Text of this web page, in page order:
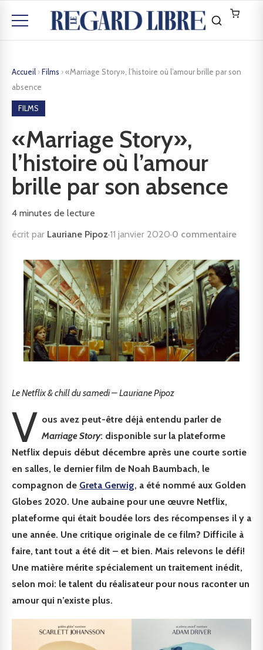
Accueil ›Films ›«Marriage Story», l’histoire où l’amour brille par son
absence
FILMS
«Marriage Story»,
l’histoire où l’amour
brille par son absence
4 minutes de lecture
écrit par Lauriane Pipoz·11 janvier 2020·0 commentaire
Le Netflix & chill du samedi – Lauriane Pipoz
V ous avez peut-être déjà entendu parler de
Marriage Story: disponible sur la plateforme
Netflix depuis début décembre après une courte sortie
en salles, le dernier film de Noah Baumbach, le
compagnon de Greta Gerwig, a été nommé aux Golden
Globes 2020. Une aubaine pour une œuvre Netflix,
plateforme qui était boudée lors des récompenses il y a
une année. Une critique originale de ce film? Difficile à
faire, tant tout a été dit – et bien. Mais relevons le défi!
Une matière mérite spécialement un traitement inédit,
selon moi: le talent du réalisateur pour nous raconter un
amour qui n’existe plus.